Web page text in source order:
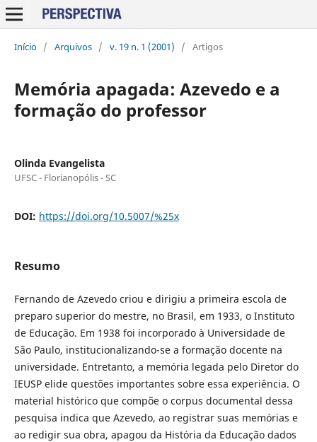
Início / Arquivos / v. 19 n. 1 (2001) / Artigos
Memória apagada: Azevedo e a
formação do professor
Olinda Evangelista
UFSC - Florianopólis - SC
DOI: https://doi.org/10.5007/%25x
Resumo
Fernando de Azevedo criou e dirigiu a primeira escola de
preparo superior do mestre, no Brasil, em 1933, o Instituto
de Educação. Em 1938 foi incorporado à Universidade de
São Paulo, institucionalizando-se a formação docente na
universidade. Entretanto, a memória legada pelo Diretor do
IEUSP elide questões importantes sobre essa experiência. O
material histórico que compõe o corpus documental dessa
pesquisa indica que Azevedo, ao registrar suas memórias e
ao redigir sua obra, apagou da História da Educação dados